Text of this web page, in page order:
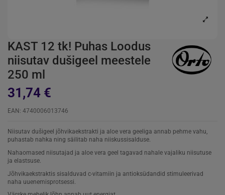
KAST 12 tk! Puhas Loodus
niisutav dušigeel meestele
250 ml
31,74 €
EAN: 4740006013746
Niisutav dušigeel jõhvikaekstrakti ja aloe vera geeliga annab pehme vahu,
puhastab nahka ning säilitab naha niiskussisalduse.
Nahaomased niisutajad ja aloe vera geel tagavad nahale vajaliku niisutuse
ja elastsuse.
Jõhvikaekstraktis sisalduvad c-vitamiin ja antioksüdandid stimuleerivad
naha uuenemisprotsessi.